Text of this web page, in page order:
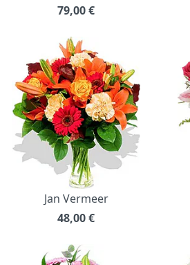
79,00€
Jan Vermeer
48,00€